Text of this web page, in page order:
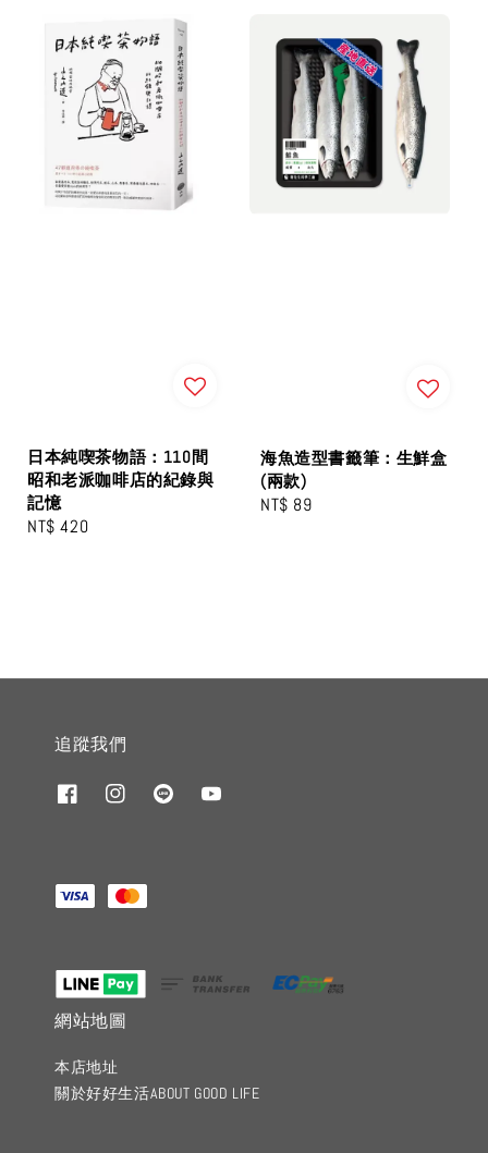
日本純喫茶物語：110間
昭和老派咖啡店的紀錄與
記憶
Regular
NT$ 420
海魚造型書籤筆：生鮮盒
(兩款)
Regular
NT$ 89
追蹤我們
網站地圖
本店地址
關於好好生活ABOUT GOOD LIFE